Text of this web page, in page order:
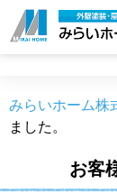
職人のう
みらいホーム株
ました。
お客